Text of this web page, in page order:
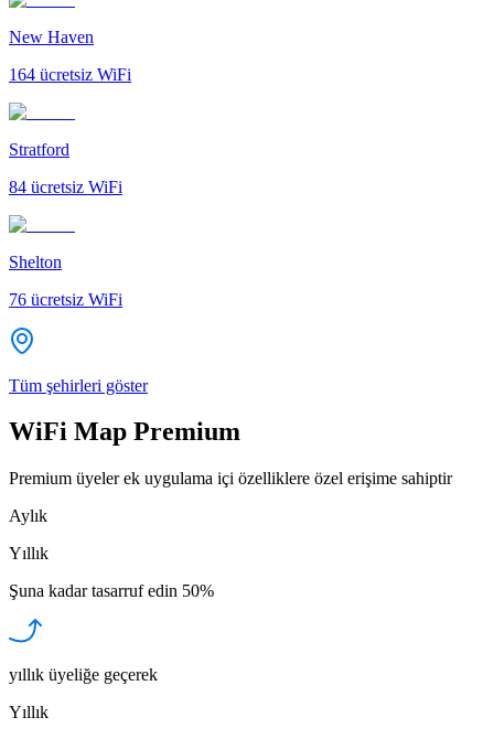
New Haven
164 ücretsiz WiFi
Stratford
84 ücretsiz WiFi
Shelton
76 ücretsiz WiFi
Tüm şehirleri göster
WiFi Map Premium
Premium üyeler ek uygulama içi özelliklere özel erişime sahiptir
Aylık
Yıllık
Şuna kadar tasarruf edin 50%
yıllık üyeliğe geçerek
Yıllık